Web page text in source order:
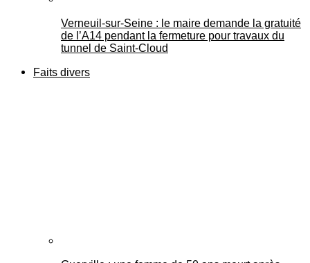
Verneuil-sur-Seine : le maire demande la gratuité
de l’A14 pendant la fermeture pour travaux du
tunnel de Saint-Cloud
Faits divers